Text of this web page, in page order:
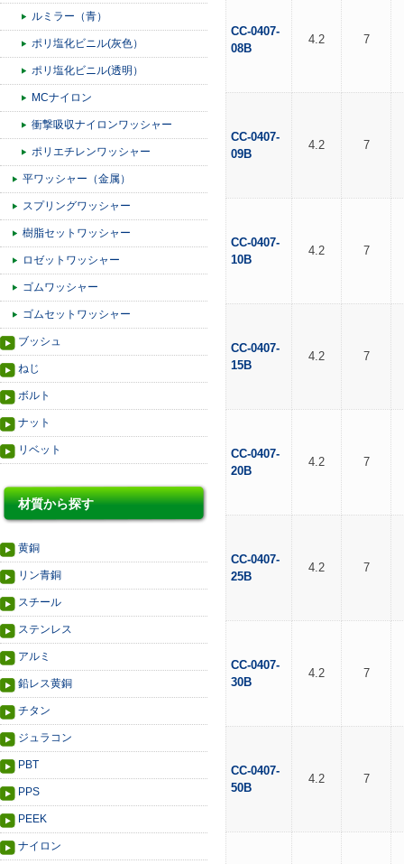
ルミラー（青）
ポリ塩化ビニル(灰色）
ポリ塩化ビニル(透明）
MCナイロン
衝撃吸収ナイロンワッシャー
ポリエチレンワッシャー
平ワッシャー（金属）
スプリングワッシャー
樹脂セットワッシャー
ロゼットワッシャー
ゴムワッシャー
ゴムセットワッシャー
ブッシュ
ねじ
ボルト
ナット
リベット
材質から探す
黄銅
リン青銅
スチール
ステンレス
アルミ
鉛レス黄銅
チタン
ジュラコン
PBT
PPS
PEEK
ナイロン
CC-0407-
08B
4.2 7
CC-0407-
09B
4.2 7
CC-0407-
10B
4.2 7
CC-0407-
15B
4.2 7
CC-0407-
20B
4.2 7
CC-0407-
25B
4.2 7
CC-0407-
30B
4.2 7
CC-0407-
50B
4.2 7